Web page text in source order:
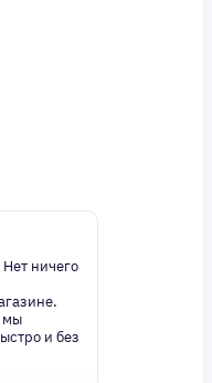
Нет ничего
мы
и без